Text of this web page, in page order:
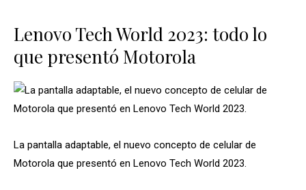
Lenovo Tech World 2023: todo lo
que presentó Motorola
La pantalla adaptable, el nuevo concepto de celular de
Motorola que presentó en Lenovo Tech World 2023.